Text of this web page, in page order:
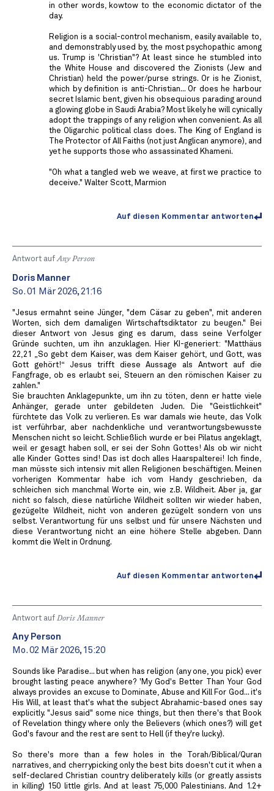
in other words, kowtow to the economic dictator of the
day.
Religion is a social-control mechanism, easily available to,
and demonstrably used by, the most psychopathic among
us. Trump is 'Christian"? At least since he stumbled into
the White House and discovered the Zionists (Jew and
Christian) held the power/purse strings. Or is he Zionist,
which by definition is anti-Christian... Or does he harbour
secret Islamic bent, given his obsequious parading around
a glowing globe in Saudi Arabia? Most likely he will cynically
adopt the trappings of any religion when convenient. As all
the Oligarchic political class does. The King of England is
The Protector of All Faiths (not just Anglican anymore), and
yet he supports those who assassinated Khameni.
"Oh what a tangled web we weave, at first we practice to
deceive." Walter Scott, Marmion
Auf diesen Kommentar antworten
Antwort aufAny Person
Doris Manner
So. 01 Mär 2026, 21:16
"Jesus ermahnt seine Jünger, "dem Cäsar zu geben", mit anderen
Worten, sich dem damaligen Wirtschaftsdiktator zu beugen." Bei
dieser Antwort von Jesus ging es darum, dass seine Verfolger
Gründe suchten, um ihn anzuklagen. Hier KI-generiert: "Matthäus
22,21 „So gebt dem Kaiser, was dem Kaiser gehört, und Gott, was
Gott gehört!“ Jesus trifft diese Aussage als Antwort auf die
Fangfrage, ob es erlaubt sei, Steuern an den römischen Kaiser zu
zahlen."
Sie brauchten Anklagepunkte, um ihn zu töten, denn er hatte viele
Anhänger, gerade unter gebildeten Juden. Die "Geistlichkeit"
fürchtete das Volk zu verlieren. Es war damals wie heute, das Volk
ist verführbar, aber nachdenkliche und verantwortungsbewusste
Menschen nicht so leicht. Schließlich wurde er bei Pilatus angeklagt,
weil er gesagt haben soll, er sei der Sohn Gottes! Als ob wir nicht
alle Kinder Gottes sind! Das ist doch alles Haarspalterei! Ich finde,
man müsste sich intensiv mit allen Religionen beschäftigen. Meinen
vorherigen Kommentar habe ich vom Handy geschrieben, da
schleichen sich manchmal Worte ein, wie z.B. Wildheit. Aber ja, gar
nicht so falsch, diese natürliche Wildheit sollten wir wieder haben,
gezügelte Wildheit, nicht von anderen gezügelt sondern von uns
selbst. Verantwortung für uns selbst und für unsere Nächsten und
diese Verantwortung nicht an eine höhere Stelle abgeben. Dann
kommt die Welt in Ordnung.
Auf diesen Kommentar antworten
Antwort auf Doris Manner
Any Person
Mo. 02 Mär 2026, 15:20
Sounds like Paradise... but when has religion (any one, you pick) ever
brought lasting peace anywhere? 'My God's Better Than Your God
always provides an excuse to Dominate, Abuse and Kill For God... it's
His Will, at least that's what the subject Abrahamic-based ones say
explicitly. "Jesus said" some nice things, but then there's that Book
of Revelation thingy where only the Believers (which ones?) will get
God's favour and the rest are sent to Hell (if they're lucky).
So there's more than a few holes in the Torah/Biblical/Quran
narratives, and cherrypicking only the best bits doesn't cut it when a
self-declared Christian country deliberately kills (or greatly assists
in killing) 150 little girls. And at least 75,000 Palestinians. And 1.2+